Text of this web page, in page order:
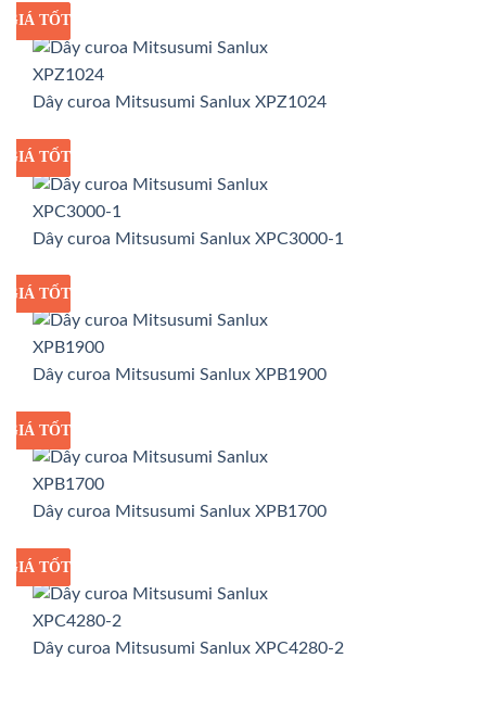
GIÁ SỈ
GIÁ TỐT
Dây curoa Mitsusumi Sanlux XPZ1024
GIÁ SỈ
GIÁ TỐT
Dây curoa Mitsusumi Sanlux XPC3000-1
GIÁ SỈ
GIÁ TỐT
Dây curoa Mitsusumi Sanlux XPB1900
GIÁ SỈ
GIÁ TỐT
Dây curoa Mitsusumi Sanlux XPB1700
GIÁ SỈ
GIÁ TỐT
Dây curoa Mitsusumi Sanlux XPC4280-2